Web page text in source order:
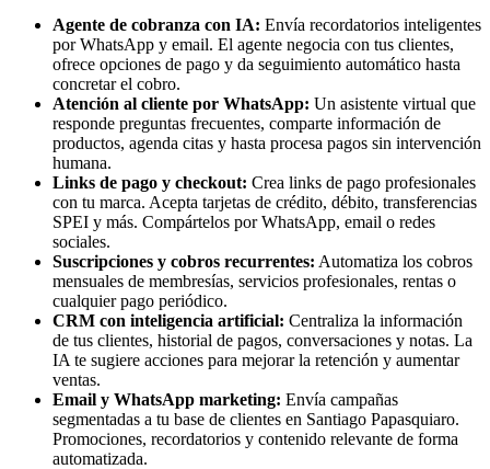
Agente de cobranza con IA: Envía recordatorios inteligentes
por WhatsApp y email. El agente negocia con tus clientes,
ofrece opciones de pago y da seguimiento automático hasta
concretar el cobro.
Atención al cliente por WhatsApp: Un asistente virtual que
responde preguntas frecuentes, comparte información de
productos, agenda citas y hasta procesa pagos sin intervención
humana.
Links de pago y checkout: Crea links de pago profesionales
con tu marca. Acepta tarjetas de crédito, débito, transferencias
SPEI y más. Compártelos por WhatsApp, email o redes
sociales.
Suscripciones y cobros recurrentes: Automatiza los cobros
mensuales de membresías, servicios profesionales, rentas o
cualquier pago periódico.
CRM con inteligencia artificial: Centraliza la información
de tus clientes, historial de pagos, conversaciones y notas. La
IA te sugiere acciones para mejorar la retención y aumentar
ventas.
Email y WhatsApp marketing: Envía campañas
segmentadas a tu base de clientes en Santiago Papasquiaro.
Promociones, recordatorios y contenido relevante de forma
automatizada.